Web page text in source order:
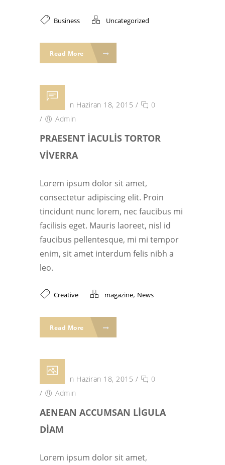
Business Uncategorized
Read More
Posted on Haziran 18, 2015 /
0
/
Admin
PRAESENT IACULIS TORTOR
VIVERRA
Lorem ipsum dolor sit amet,
consectetur adipiscing elit. Proin
tincidunt nunc lorem, nec faucibus mi
facilisis eget. Mauris laoreet, nisl id
faucibus pellentesque, mi mi tempor
enim, sit amet interdum felis nibh a
leo.
Creative magazine, News
Read More
Posted on Haziran 18, 2015 /
0
/
Admin
AENEAN ACCUMSAN LIGULA
DIAM
Lorem ipsum dolor sit amet,